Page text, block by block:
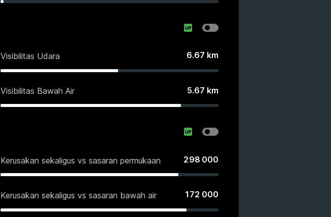
Visibilitas Udara 6.67 km
Visibilitas Bawah Air 5.67 km
Kerusakan sekaligus vs sasaran permukaan 298 000
Kerusakan sekaligus vs sasaran bawah air 172 000